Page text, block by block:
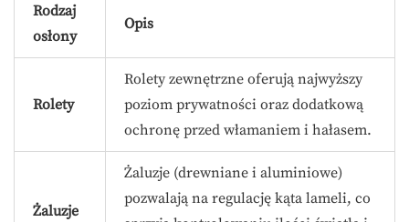
Rodzaj
osłony
Opis
Rolety
Rolety zewnętrzne oferują najwyższy
poziom prywatności oraz dodatkową
ochronę przed włamaniem i hałasem.
Żaluzje
Żaluzje (drewniane i aluminiowe)
pozwalają na regulację kąta lameli, co